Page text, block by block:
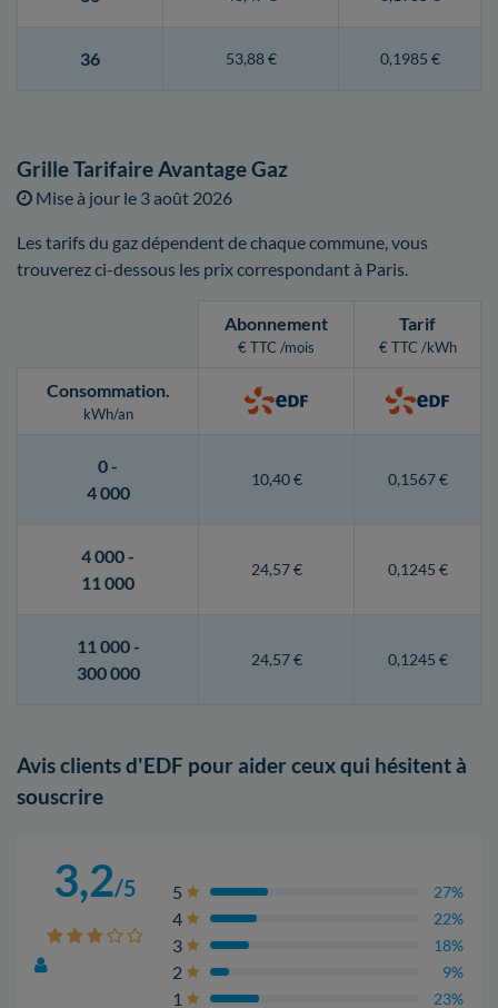
36 53,88 € 0,1985 €
Grille Tarifaire Avantage Gaz
Mise à jour le 3 août 2026
Les tarifs du gaz dépendent de chaque commune, vous
trouverez ci-dessous les prix correspondant à Paris.
Abonnement
€ TTC /mois
Tarif
€ TTC /kWh
Consommation.
kWh/an
0 -
4 000
10,40 € 0,1567 €
4 000 -
11 000
24,57 € 0,1245 €
11 000 -
300 000
24,57 € 0,1245 €
Avis clients d'EDF pour aider ceux qui hésitent à
souscrire
3,2/5 5 27%
4 22%
3 18%
2 9%
1 23%